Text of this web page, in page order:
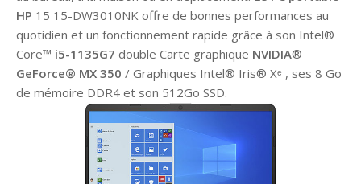
HP 15 15-DW3010NK offre de bonnes performances au
quotidien et un fonctionnement rapide grâce à son Intel®
Core™ i5-1135G7 double Carte graphique NVIDIA®
GeForce® MX 350 / Graphiques Intel® Iris® Xᵉ , ses 8 Go
de mémoire DDR4 et son 512Go SSD.